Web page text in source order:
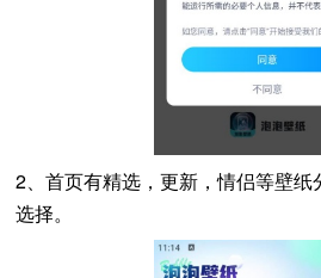
2、首页有精选，更新，情侣等壁
选择。